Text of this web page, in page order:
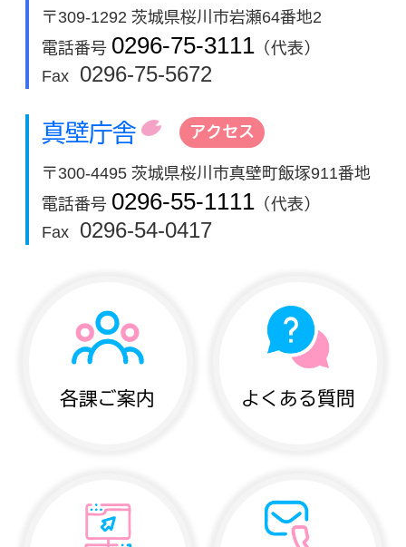
〒309-1292 茨城県桜川市岩瀬64番地2
電話番号 0296-75-3111 （代表）
Fax
0296-75-5672
真壁庁舎 アクセス
〒300-4495 茨城県桜川市真壁町飯塚911番地
電話番号 0296-55-1111 （代表）
Fax
0296-54-0417
各課ご案内 よくある質問